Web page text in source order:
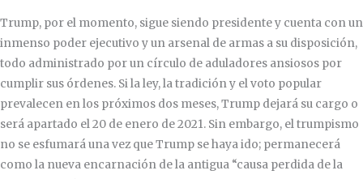
Trump, por el momento, sigue siendo presidente y cuenta con un
inmenso poder ejecutivo y un arsenal de armas a su disposición,
todo administrado por un círculo de aduladores ansiosos por
cumplir sus órdenes. Si la ley, la tradición y el voto popular
prevalecen en los próximos dos meses, Trump dejará su cargo o
será apartado el 20 de enero de 2021. Sin embargo, el trumpismo
no se esfumará una vez que Trump se haya ido; permanecerá
como la nueva encarnación de la antigua “causa perdida de la